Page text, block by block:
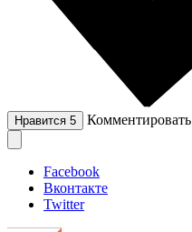
Нравится 5 Комментировать
Facebook
Вконтакте
Twitter